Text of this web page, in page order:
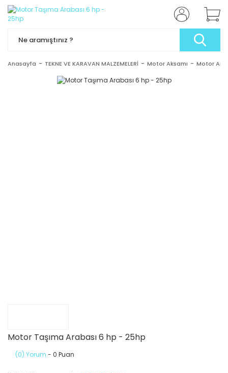
Anasayfa TEKNE VE KARAVAN MALZEMELERİ Motor Aksamı Motor
Motor Taşıma Arabası 6 hp - 25hp
(0) Yorum - 0 Puan